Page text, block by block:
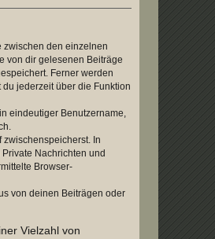
zwischen den einzelnen
von dir gelesenen Beiträge
Ferner werden
jederzeit über die Funktion
eindeutiger Benutzername,
In
Nachrichten und
Browser-
von deinen Beiträgen oder
Vielzahl von